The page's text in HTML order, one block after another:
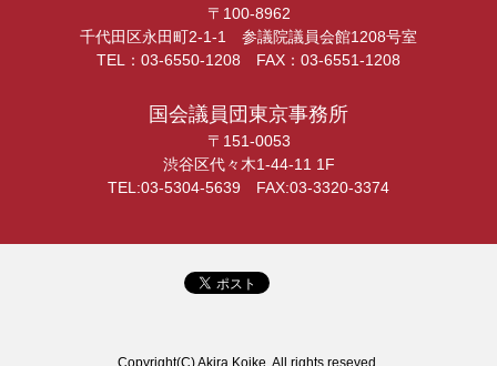
〒100-8962
千代田区永田町2-1-1 参議院議員会館1208号室
TEL：03-6550-1208 FAX：03-6551-1208
国会議員団東京事務所
〒151-0053
渋谷区代々木1-44-11 1F
TEL:03-5304-5639 FAX:03-3320-3374
Copyright(C) Akira Koike, All rights reseved.